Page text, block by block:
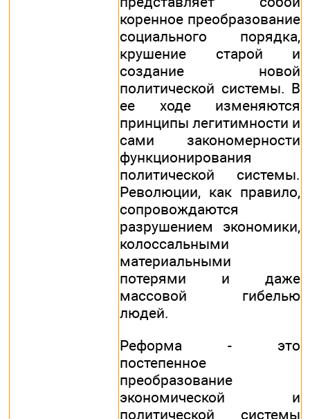
коренное преобразование
социального порядка,
крушение старой и
создание новой
политической системы. В
ее ходе изменяются
принципы легитимности и
сами закономерности
функционирования
политической системы.
Революции, как правило,
сопровождаются
разрушением экономики,
колоссальными
материальными
потерями и даже
массовой гибелью
людей.
Реформа - это
постепенное
преобразование
экономической и
политической системы